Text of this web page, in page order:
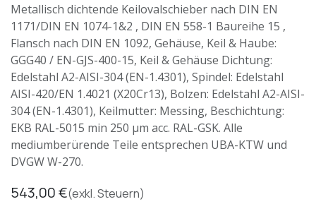
Metallisch dichtende Keilovalschieber nach DIN EN
1171/DIN EN 1074-1&2 , DIN EN 558-1 Baureihe 15 ,
Flansch nach DIN EN 1092, Gehäuse, Keil & Haube:
GGG40 / EN-GJS-400-15, Keil & Gehäuse Dichtung:
Edelstahl A2-AISI-304 (EN-1.4301), Spindel: Edelstahl
AISI-420/EN 1.4021 (X20Cr13), Bolzen: Edelstahl A2-AISI-
304 (EN-1.4301), Keilmutter: Messing, Beschichtung:
EKB RAL-5015 min 250 µm acc. RAL-GSK. Alle
mediumberürende Teile entsprechen UBA-KTW und
DVGW W-270.
543,00€(exkl. Steuern)